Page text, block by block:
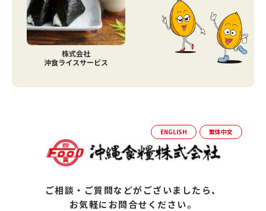
株式会社
沖食ライスサービス
ENGLISH 繁体中文
ご相談・ご質問などがございましたら、
お気軽にお問合せください。